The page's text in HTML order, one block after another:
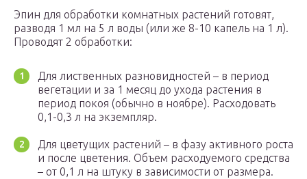
Эпин для обработки комнатных растений готовят,
разводя 1 мл на 5 л воды (или же 8-10 капель на 1 л).
Проводят 2 обработки:
Для лиственных разновидностей – в период
вегетации и за 1 месяц до ухода растения в
период покоя (обычно в ноябре). Расходовать
0,1-0,3 л на экземпляр.
Для цветущих растений – в фазу активного роста
и после цветения. Объем расходуемого средства
– от 0,1 л на штуку в зависимости от размера.